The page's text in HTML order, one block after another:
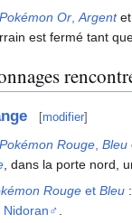
Pokémon Or Argentet
est fermé tant
[modifier]
Pokémon Rouge Bleu
, dans la porte nord,
Rouge etBleu
Nidoran♂